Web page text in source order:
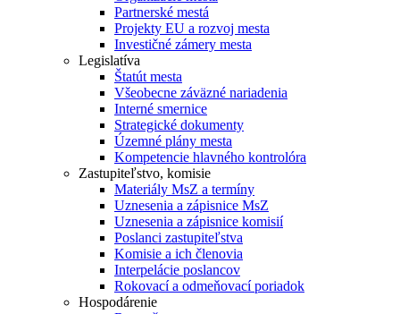
Partnerské mestá
Projekty EU a rozvoj mesta
Investičné zámery mesta
Legislatíva
Štatút mesta
Všeobecne záväzné nariadenia
Interné smernice
Strategické dokumenty
Územné plány mesta
Kompetencie hlavného kontrolóra
Zastupiteľstvo, komisie
Materiály MsZ a termíny
Uznesenia a zápisnice MsZ
Uznesenia a zápisnice komisií
Poslanci zastupiteľstva
Komisie a ich členovia
Interpelácie poslancov
Rokovací a odmeňovací poriadok
Hospodárenie